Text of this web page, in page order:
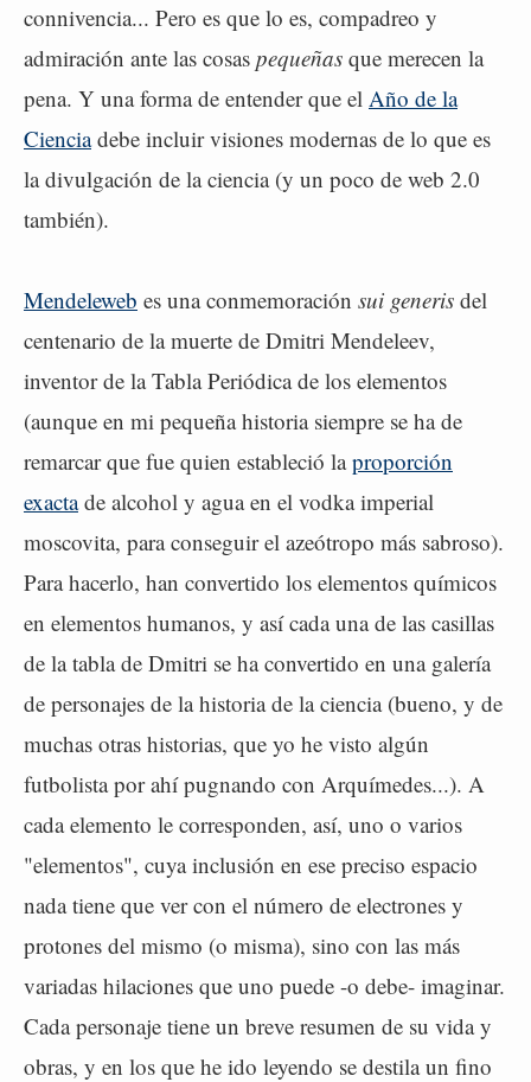
connivencia... Pero es que lo es, compadreo y
admiración ante las cosas pequeñas que merecen la
pena. Y una forma de entender que el Año de la
Cienciadebe incluir visiones modernas de lo que es
la divulgación de la ciencia (y un poco de web 2.0
también).
Mendeleweb es una conmemoración sui generis del
centenario de la muerte de Dmitri Mendeleev,
inventor de la Tabla Periódica de los elementos
(aunque en mi pequeña historia siempre se ha de
remarcar que fue quien estableció laproporción
exactade alcohol y agua en el vodka imperial
moscovita, para conseguir el azeótropo más sabroso).
Para hacerlo, han convertido los elementos químicos
en elementos humanos, y así cada una de las casillas
de la tabla de Dmitri se ha convertido en una galería
de personajes de la historia de la ciencia (bueno, y de
muchas otras historias, que yo he visto algún
futbolista por ahí pugnando con Arquímedes...). A
cada elemento le corresponden, así, uno o varios
"elementos", cuya inclusión en ese preciso espacio
nada tiene que ver con el número de electrones y
protones del mismo (o misma), sino con las más
variadas hilaciones que uno puede -o debe- imaginar.
Cada personaje tiene un breve resumen de su vida y
obras, y en los que he ido leyendo se destila un fino